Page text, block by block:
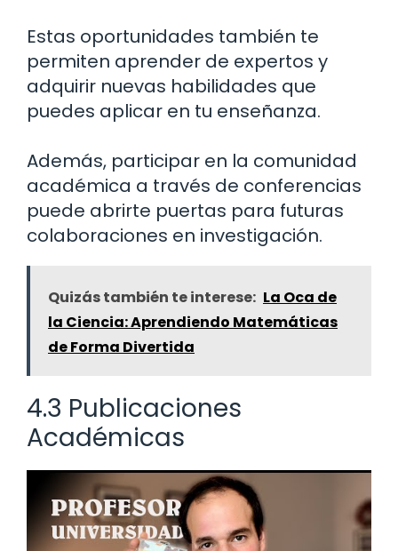
Estas oportunidades también te
permiten aprender de expertos y
adquirir nuevas habilidades que
puedes aplicar en tu enseñanza.
Además, participar en la comunidad
académica a través de conferencias
puede abrirte puertas para futuras
colaboraciones en investigación.
Quizás también te interese: La Oca de
la Ciencia: Aprendiendo Matemáticas
de Forma Divertida
4.3 Publicaciones
Académicas